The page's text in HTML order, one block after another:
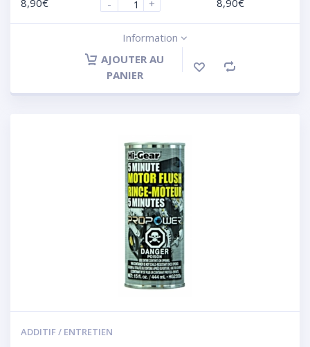
8,90€
-
+
8,90€
Information
AJOUTER AU
PANIER
ADDITIF / ENTRETIEN